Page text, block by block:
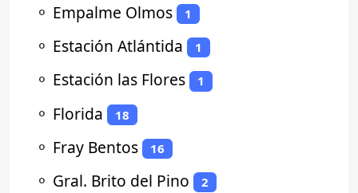
⚬ Empalme Olmos 1
⚬ Estación Atlántida 1
⚬ Estación las Flores 1
⚬ Florida 18
⚬ Fray Bentos 16
⚬ Gral. Brito del Pino 2